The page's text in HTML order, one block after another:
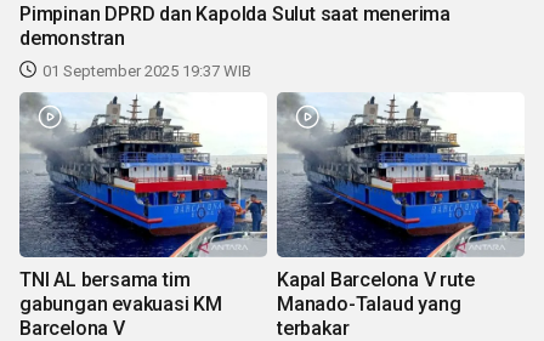
Pimpinan DPRD dan Kapolda Sulut saat menerima
demonstran
01 September 2025 19:37 WIB
TNI AL bersama tim
gabungan evakuasi KM
Barcelona V
Kapal Barcelona V rute
Manado-Talaud yang
terbakar